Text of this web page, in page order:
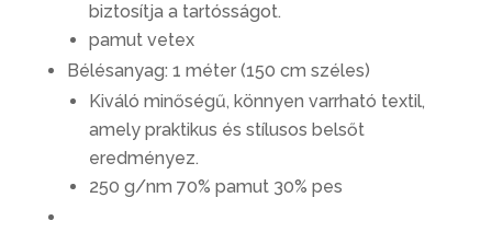
biztosítja a tartósságot.
pamut vetex
Bélésanyag: 1 méter (150 cm széles)
Kiváló minőségű, könnyen varrható textil,
amely praktikus és stílusos belsőt
eredményez.
250 g/nm 70% pamut 30% pes